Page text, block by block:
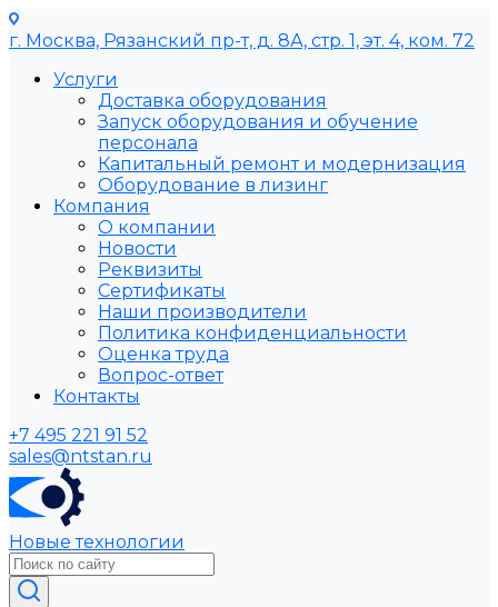
г. Москва, Рязанский пр-т, д. 8А, стр. 1, эт. 4, ком. 72
Услуги
Доставка оборудования
Запуск оборудования и обучение
персонала
Капитальный ремонт и модернизация
Оборудование в лизинг
Компания
О компании
Новости
Реквизиты
Сертификаты
Наши производители
Политика конфиденциальности
Оценка труда
Вопрос-ответ
Контакты
+7 495 221 91 52
sales@ntstan.ru
Новые технологии